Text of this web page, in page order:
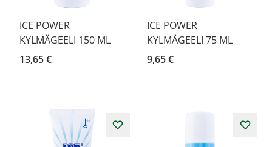
ICE POWER
KYLMÄGEELI 150 ML
13,65 €
ICE POWER
KYLMÄGEELI 75 ML
9,65 €